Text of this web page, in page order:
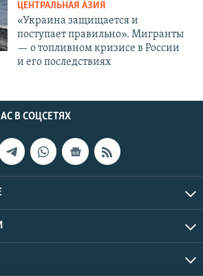
ЦЕНТРАЛЬНАЯ АЗИЯ
«Украина защищается и
поступает правильно». Мигранты
— о топливном кризисе в России
и его последствиях
В СОЦСЕТЯХ